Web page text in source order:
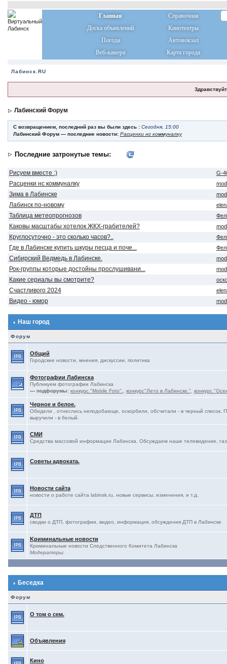
Главная
Справочная
Доска объявлений
Кинотеатры
Погода
Автовокзал
Веб-камера
Карта города
Лабинск.RU
Лабинский Форум
С возвращением, последний раз вы были здесь : Сегодня, 15:00
Лабинский Форум — последние новости: Расценки нс коммуналку
Последние затронутые темы:
Рисуем вместе :) G-
Расценки нс коммуналку
Зима в Лабинске
Лабинск по-новому
Таблица метеопрогнозов
Каковы масштабы хотелок ЖКХ-грабителей?
Круглосуточно - это сколько часов?..
Где в Лабинске купить шкуры песца и поче...
Сибирский Ведмедь в Лабинске.
Рок-группы которые достойны прослушивани...
Какие сериалы вы смотрите?
Счастливого 2024
Видео - юмор
Наш город
Форум
Общий
Городские новости, мнения, дискуссии, политика
Фотографии Лабинска
Публикуем фотографии Лабинска
— подфорумы: конкурс "Mobile Foto". конкурс"Лето в Лабинске." конкурс
Черное и белое.
Обидели , отнеслись неподобающе, оскорбили, обсчитали - в черный список.
выручили - в белый.
СМИ
Средства массовой информации Лабинска. Обсуждаем наше телевидение,
Советы адвоката.
Новости сайта
новости о работе сайта labinsk.ru, новые сервисы, изменения, и т.д.
ДТП
сводки о ДТП, фотографии, видео, информация, обсуждения ДТП в Лабинске
Kриминальные новости
Криминальные новости Следственного Комитета Лабинска
Модераторы:
Беседка
Форум
О том о сем.
Объявления
Кино